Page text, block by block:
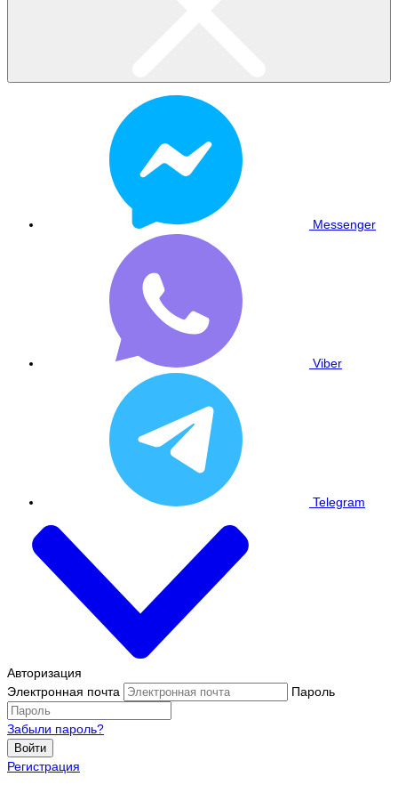
Messenger
Viber
Telegram
Авторизация
Электронная почта
Пароль
Забыли пароль?
Войти
Регистрация